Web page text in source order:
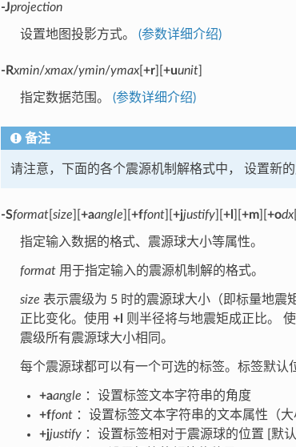
-Jprojection
设置地图投影方式。 (参数详细介绍)
-Rxmin/xmax/ymin/ymax[ +r][ +uunit]
指定数据范围。 (参数详细介绍)
备注
请注意，下面的各个震源机制解格式中， 设置新
-Sformat[ size +aangle +ffont][ +jjustify][ +l +m][ +odx
指定输入数据的格式、震源球大小等属性。
format用于指定输入的震源机制解的格式。
size 表示震级为 5 时的震源球大小（即标量地震
正比变化。使用 +l 则半径将与地震矩成正比。 使
震级所有震源球大小相同。
每个震源球都可以有一个可选的标签。标签默认
+aangle ：设置标签文本字符串的角度
+ffont：设置标签文本字符串的文本属性（大
+jjustify：设置标签相对于震源球的位置 [默